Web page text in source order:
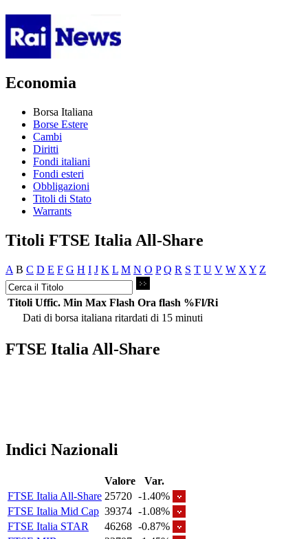
Economia
Borsa Italiana
Borse Estere
Cambi
Diritti
Fondi italiani
Fondi esteri
Obbligazioni
Titoli di Stato
Warrants
Titoli FTSE Italia All-Share
A B C D E F G H I J K L M N O P Q R S T U V W X Y Z
Titoli Uffic. Min Max Flash Ora flash %Fl/Ri
Dati di borsa italiana ritardati di 15 minuti
FTSE Italia All-Share
Indici Nazionali
Valore
Var.
FTSE Italia All-Share 25720 -1.40%
FTSE Italia Mid Cap 39374 -1.08%
FTSE Italia STAR
46268 -0.87%